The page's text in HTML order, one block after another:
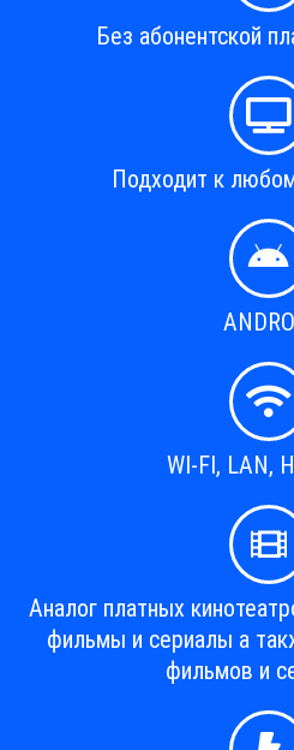
Без абонентской
Подходит к
WI-FI, LAN,
Аналог платных
фильмы и сериалы а
фильмов и